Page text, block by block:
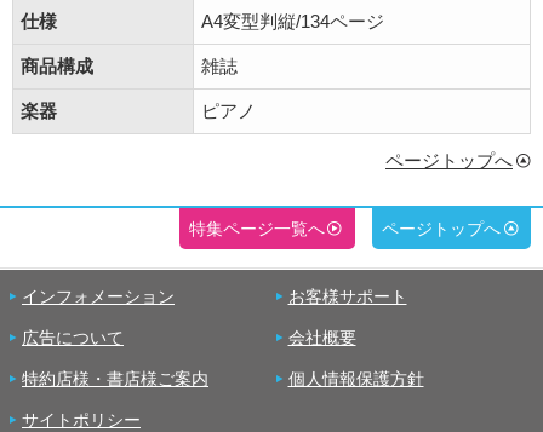
仕様 A4変型判縦/134ページ
商品構成 雑誌
楽器 ピアノ
ページトップへ
特集ページ一覧へ ページトップへ
インフォメーション お客様サポート
広告について 会社概要
特約店様・書店様ご案内 個人情報保護方針
サイトポリシー